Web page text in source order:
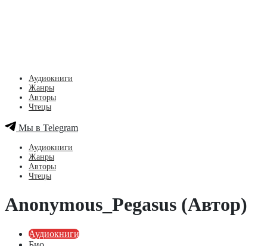
Аудиокниги
Жанры
Авторы
Чтецы
Мы в Telegram
Аудиокниги
Жанры
Авторы
Чтецы
Anonymous_Pegasus (Автор)
Аудиокниги